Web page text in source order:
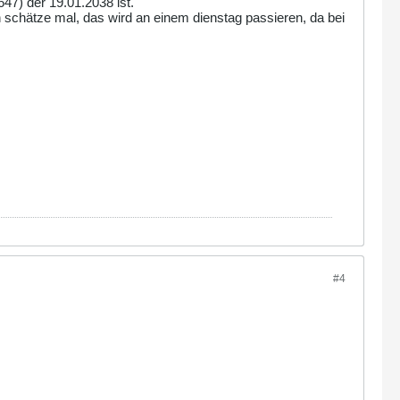
mal, das wird an einem dienstag passieren, da bei
#4